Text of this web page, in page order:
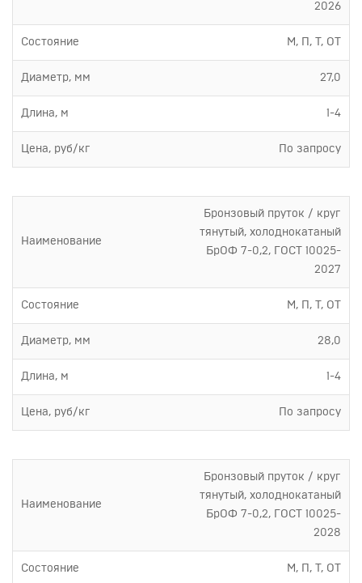
2026
Состояние М, П, Т, ОТ
Диаметр, мм 27,0
Длина, м 1-4
Цена, руб/кг По запросу
Наименование
Бронзовый пруток / круг
тянутый, холоднокатаный
БрОФ 7-0,2, ГОСТ 10025-
2027
Состояние М, П, Т, ОТ
Диаметр, мм 28,0
Длина, м 1-4
Цена, руб/кг По запросу
Наименование
Бронзовый пруток / круг
тянутый, холоднокатаный
БрОФ 7-0,2, ГОСТ 10025-
2028
Состояние М, П, Т, ОТ